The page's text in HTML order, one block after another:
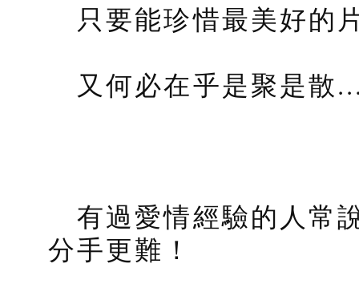
只要能珍惜最美好的
又何必在乎是聚是散
有過愛情經驗的人常
分手更難！